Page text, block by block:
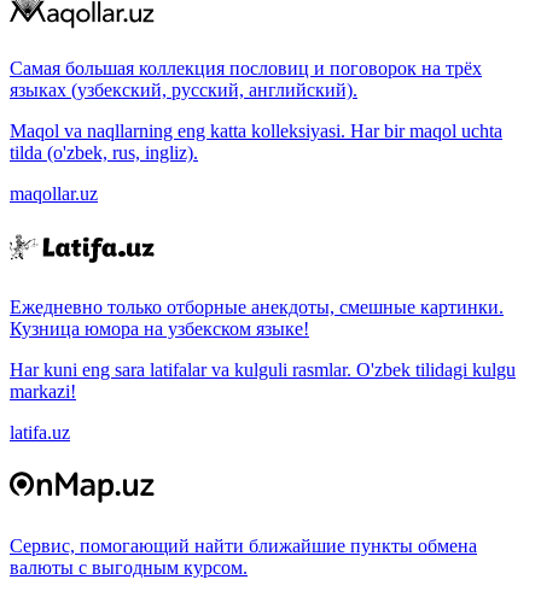
Самая большая коллекция пословиц и поговорок на трёх
языках (узбекский, русский, английский).
Maqol va naqllarning eng katta kolleksiyasi. Har bir maqol uchta
tilda (o'zbek, rus, ingliz).
maqollar.uz
Ежедневно только отборные анекдоты, смешные картинки.
Кузница юмора на узбекском языке!
Har kuni eng sara latifalar va kulguli rasmlar. O'zbek tilidagi kulgu
markazi!
latifa.uz
Сервис, помогающий найти ближайшие пункты обмена
валюты с выгодным курсом.